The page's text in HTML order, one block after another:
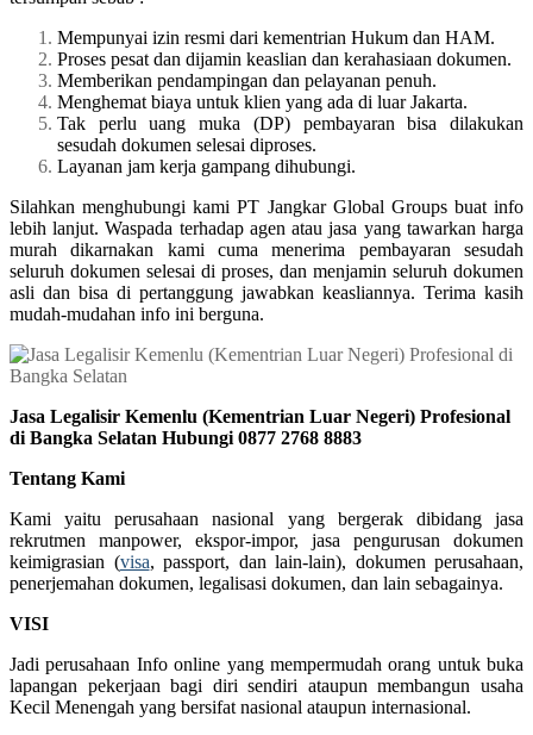
Mempunyai izin resmi dari kementrian Hukum dan HAM.
Proses pesat dan dijamin keaslian dan kerahasiaan dokumen.
Memberikan pendampingan dan pelayanan penuh.
Menghemat biaya untuk klien yang ada di luar Jakarta.
Tak perlu uang muka (DP) pembayaran bisa dilakukan
sesudah dokumen selesai diproses.
Layanan jam kerja gampang dihubungi.
Silahkan menghubungi kami PT Jangkar Global Groups buat info
lebih lanjut. Waspada terhadap agen atau jasa yang tawarkan harga
murah dikarnakan kami cuma menerima pembayaran sesudah
seluruh dokumen selesai di proses, dan menjamin seluruh dokumen
asli dan bisa di pertanggung jawabkan keasliannya. Terima kasih
mudah-mudahan info ini berguna.
Jasa Legalisir Kemenlu (Kementrian Luar Negeri) Profesional
di Bangka Selatan Hubungi 0877 2768 8883
Tentang Kami
Kami yaitu perusahaan nasional yang bergerak dibidang jasa
rekrutmen manpower, ekspor-impor, jasa pengurusan dokumen
keimigrasian (visa, passport, dan lain-lain), dokumen perusahaan,
penerjemahan dokumen, legalisasi dokumen, dan lain sebagainya.
VISI
Jadi perusahaan Info online yang mempermudah orang untuk buka
lapangan pekerjaan bagi diri sendiri ataupun membangun usaha
Kecil Menengah yang bersifat nasional ataupun internasional.